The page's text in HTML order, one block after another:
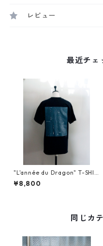
レビュー
最近チェ
"L'année du Dragon" T-SHIR
TS (BLACK)
¥8,800
同じカ